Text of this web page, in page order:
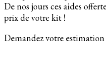
De nos jours ces aides
prix de votre kit !
Demandez votre